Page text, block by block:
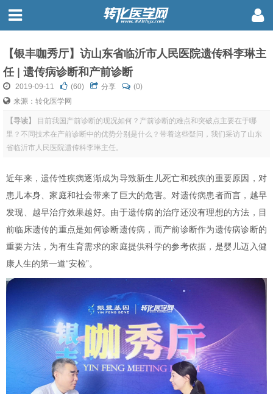
【银丰咖秀厅】访山东省临沂市人民医院遗传科李琳主
任 | 遗传病诊断和产前诊断
2019-09-11 (60) 分享
(0)
来源：转化医学网
【导读】
目前我国产前诊断的现况如何？产前诊断的难点和突破点主要在于哪
里？不同技术在产前诊断中的优势分别是什么？带着这些疑问，我们采访了山东
省临沂市人民医院遗传科李琳主任。
近年来，遗传性疾病逐渐成为导致新生儿死亡和残疾的重要原因，对
患儿本身、家庭和社会带来了巨大的危害。对遗传病患者而言，越早
发现、越早治疗效果越好。由于遗传病的治疗还没有理想的方法，目
前临床遗传的重点是如何诊断遗传病，而产前诊断作为遗传病诊断的
重要方法，为有生育需求的家庭提供科学的参考依据，是婴儿迈入健
康人生的第一道“安检”。